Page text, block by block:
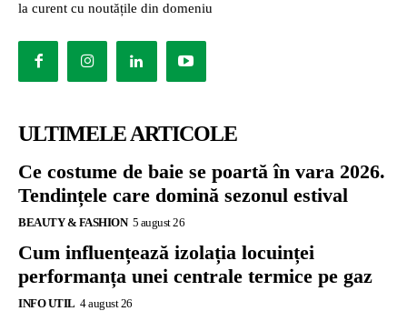
la curent cu noutățile din domeniu
ULTIMELE ARTICOLE
Ce costume de baie se poartă în vara 2026.
Tendințele care domină sezonul estival
BEAUTY & FASHION 5 august 26
Cum influențează izolația locuinței
performanța unei centrale termice pe gaz
INFO UTIL 4 august 26